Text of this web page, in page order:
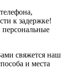
к задержке!
свяжется наш
и места